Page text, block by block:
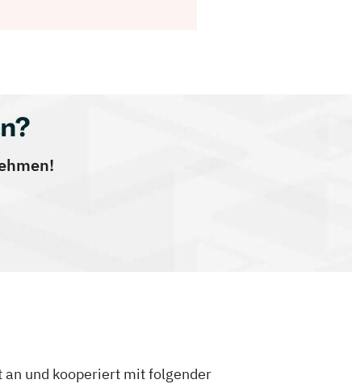
an und kooperiert mit folgender